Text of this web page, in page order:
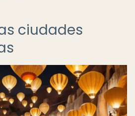
ciudades